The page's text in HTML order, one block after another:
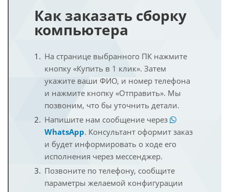
Как заказать сборку
компьютера
На странице выбранного ПК нажмите
кнопку «Купить в 1 клик». Затем
укажите ваши ФИО, и номер телефона
и нажмите кнопку «Отправить». Мы
позвоним, что бы уточнить детали.
Напишите нам сообщение через
WhatsApp. Консультант оформит заказ
и будет информировать о ходе его
исполнения через мессенджер.
Позвоните по телефону, сообщите
параметры желаемой конфигурации